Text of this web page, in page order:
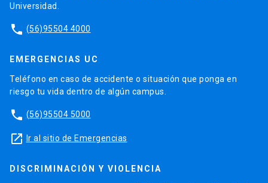
Universidad.
phone (56)95504 4000
EMERGENCIAS UC
Teléfono en caso de accidente o situación que ponga en
riesgo tu vida dentro de algún campus.
phone (56)95504 5000
launch Ir al sitio de Emergencias
DISCRIMINACIÓN Y VIOLENCIA